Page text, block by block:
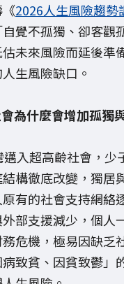
2026人生風險趨勢
覺不孤獨、卻客觀
未來風險而延後準
生風險缺口。
為什麼會增加孤獨
邁入超高齡社會，少
構徹底改變，獨居
有的社會支持網絡
部支援減少，個人
危機，極易因缺乏
致貧、因貧致鬱」